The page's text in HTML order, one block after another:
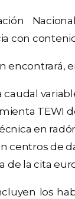
con
encontrará,
caudal
TEWI
en
centros de
de la cita
los